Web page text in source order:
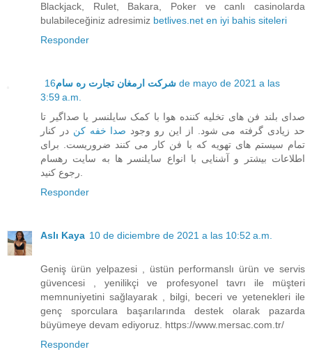
Blackjack, Rulet, Bakara, Poker ve canlı casinolarda
bulabileceğiniz adresimiz betlives.net en iyi bahis siteleri
Responder
شرکت ارمغان تجارت ره سام16 de mayo de 2021 a las
3:59 a.m.
صدای بلند فن های تخلیه کننده هوا با کمک سایلنسر یا صداگیر تا
حد زیادی گرفته می شود. از این رو وجود صدا خفه کن در کنار
تمام سیستم های تهویه که با فن کار می کنند ضروریست. برای
اطلاعات بیشتر و آشنایی با انواع سایلنسر ها به سایت رهسام
Responder
Aslı Kaya 10 de diciembre de 2021 a las 10:52 a.m.
Geniş ürün yelpazesi , üstün performanslı ürün ve servis
güvencesi , yenilikçi ve profesyonel tavrı ile müşteri
memnuniyetini sağlayarak , bilgi, beceri ve yetenekleri ile
genç sporculara başarılarında destek olarak pazarda
büyümeye devam ediyoruz. https://www.mersac.com.tr/
Responder